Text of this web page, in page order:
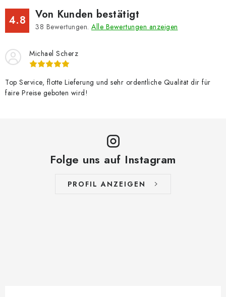
4.8 Von Kunden bestätigt
38 Bewertungen. Alle Bewertungen anzeigen
Michael Scherz
Top Service, flotte Lieferung und sehr ordentliche Qualität dir für
faire Preise geboten wird!
Folge uns auf Instagram
PROFIL ANZEIGEN